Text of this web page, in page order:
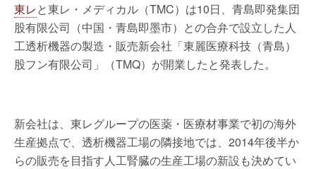
東レと東レ・メディカル（TMC）は10日、青島即発集団
股有限公司（中国・青島即墨市）との合弁で設立した人
工透析機器の製造・販売新会社「東麗医療科技（青島）
股フン有限公司」（TMQ）が開業したと発表した。
新会社は、東レグループの医薬・医療材事業で初の海外
生産拠点で、透析機器工場の隣接地では、2014年後半か
らの販売を目指す人工腎臓の生産工場の新設も決めてい